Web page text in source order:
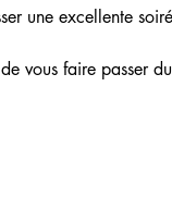
une excellente
vous faire passer